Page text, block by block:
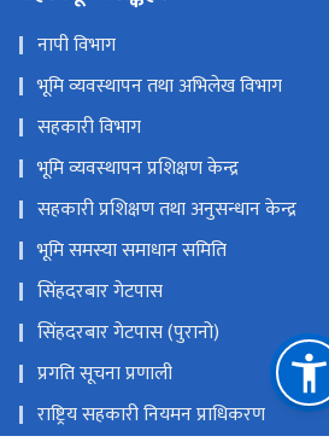
नापी विभाग
भूमि व्यवस्थापन तथा अभिलेख विभाग
सहकारी विभाग
भूमि व्यवस्थापन प्रशिक्षण केन्द्र
सहकारी प्रशिक्षण तथा अनुसन्धान केन्द्र
भूमि समस्या समाधान समिति
सिंहदरबार गेटपास
सिंहदरबार गेटपास (पुरानो)
प्रगति सूचना प्रणाली
राष्ट्रिय सहकारी नियमन प्राधिकरण